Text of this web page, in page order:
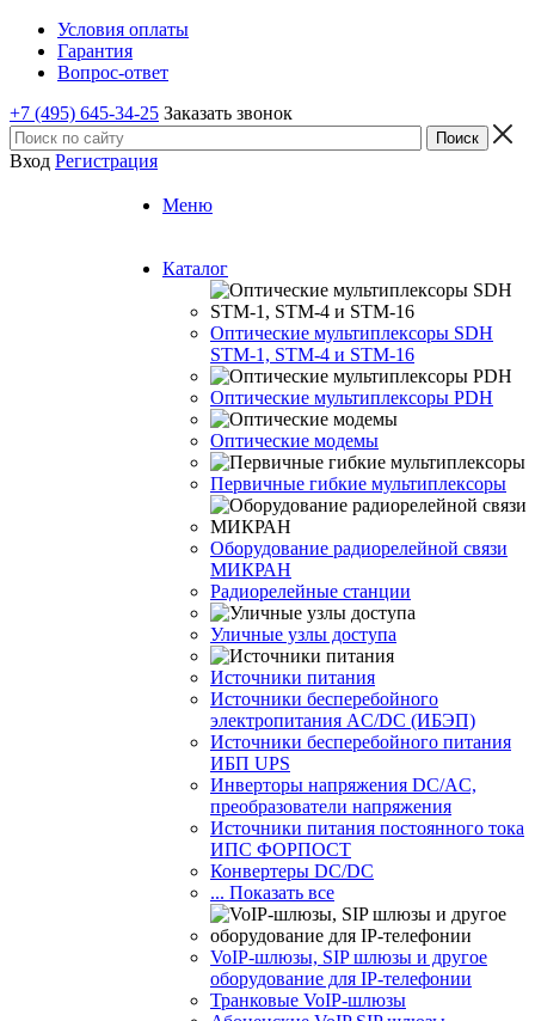
Условия оплаты
Гарантия
Вопрос-ответ
+7 (495) 645-34-25 Заказать звонок
Вход Регистрация
Меню
Каталог
Оптические мультиплексоры SDH
STM-1, STM-4 и STM-16
Оптические мультиплексоры PDH
Оптические модемы
Первичные гибкие мультиплексоры
Оборудование радиорелейной связи
МИКРАН
Радиорелейные станции
Уличные узлы доступа
Источники питания
Источники бесперебойного
электропитания AC/DC (ИБЭП)
Источники бесперебойного питания
ИБП UPS
Инверторы напряжения DC/AC,
преобразователи напряжения
Источники питания постоянного тока
ИПС ФОРПОСТ
Конвертеры DC/DC
... Показать все
VoIP-шлюзы, SIP шлюзы и другое
оборудование для IP-телефонии
Транковые VoIP-шлюзы